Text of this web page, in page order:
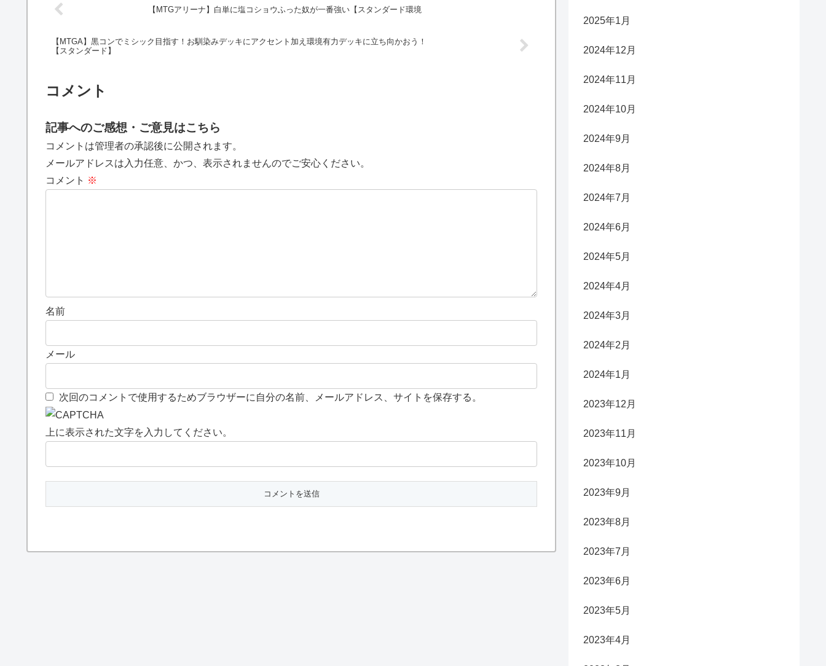
【MTGアリーナ】白単に塩コショウふった奴が一番強い【スタンダード環境
【MTGA】黒コンでミシック目指す！お馴染みデッキにアクセント加え環境有力デッキに立ち向かおう！
【スタンダード】
コメント
記事へのご感想・ご意見はこちら
コメントは管理者の承認後に公開されます。
メールアドレスは入力任意、かつ、表示されませんのでご安心ください。
コメント ※
名前
メール
次回のコメントで使用するためブラウザーに自分の名前、メールアドレス、サイトを保存する。
上に表示された文字を入力してください。
2025年1月
2024年12月
2024年11月
2024年10月
2024年9月
2024年8月
2024年7月
2024年6月
2024年5月
2024年4月
2024年3月
2024年2月
2024年1月
2023年12月
2023年11月
2023年10月
2023年9月
2023年8月
2023年7月
2023年6月
2023年5月
2023年4月